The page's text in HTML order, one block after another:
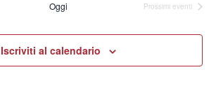
Oggi Prossimi eventi
Iscriviti al calendario